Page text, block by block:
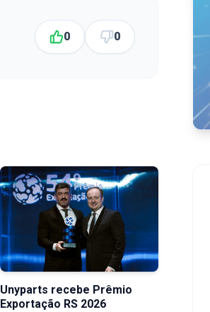
0 0
Unyparts recebe Prêmio
Exportação RS 2026